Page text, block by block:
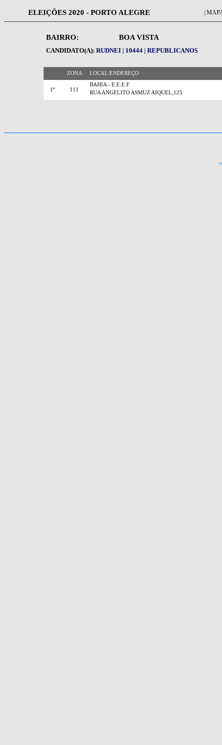
ELEIÇÕES 2020 - PORTO ALEGRE |
BAIRRO: BOA VISTA
CANDIDATO(A): RUDNEI | 10444 | REPUBLICANOS
ZONA LOCAL/ENDEREÇO
1º 111
BAHIA - E.E.E.F.
RUA ANGELITO ASMUZ AIQUEL,125